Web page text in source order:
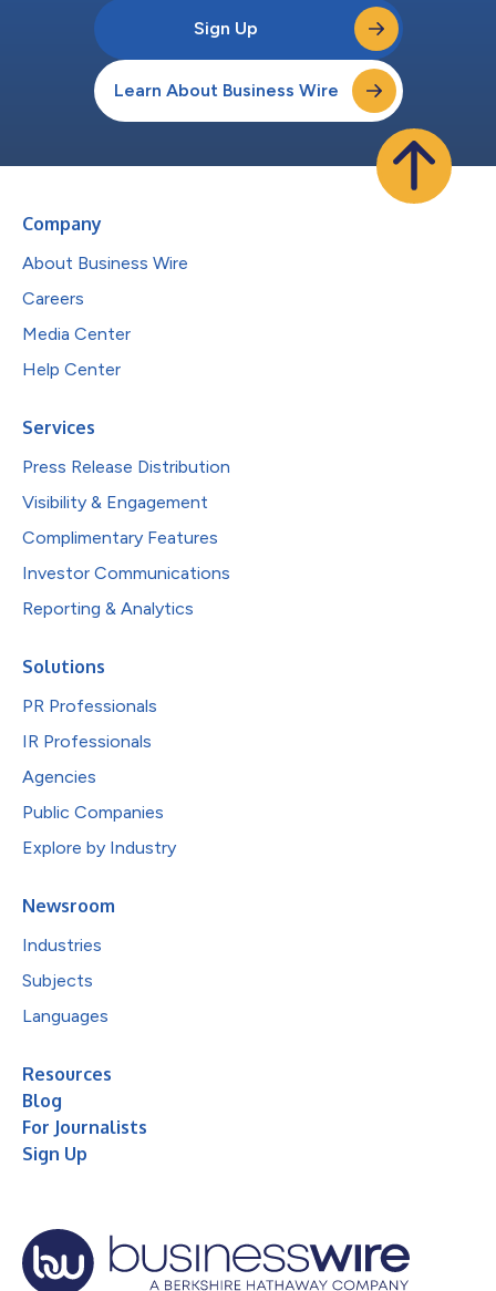
Sign Up
Learn About Business Wire
Company
About Business Wire
Careers
Media Center
Help Center
Services
Press Release Distribution
Visibility & Engagement
Complimentary Features
Investor Communications
Reporting & Analytics
Solutions
PR Professionals
IR Professionals
Agencies
Public Companies
Explore by Industry
Newsroom
Industries
Subjects
Languages
Resources
Blog
For Journalists
Sign Up